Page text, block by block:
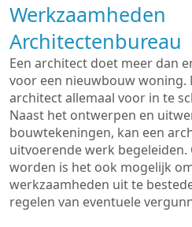
Werkzaamheden
Architectenbureau
Een architect doet meer dan
voor een nieuwbouw woning.
architect allemaal voor in te
Naast het ontwerpen en
bouwtekeningen, kan een
uitvoerende werk
worden is het ook mogelijk
werkzaamheden uit te
regelen van eventuele